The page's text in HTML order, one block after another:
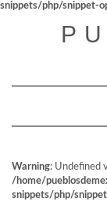
snippets/php/snippet-
Warning: Undefined
/home/
snippets/php/